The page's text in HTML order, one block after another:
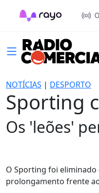
NOTÍCIAS | DESPORTO
Sporting
Os 'leões'
O Sporting foi eliminado
prolongamento frente